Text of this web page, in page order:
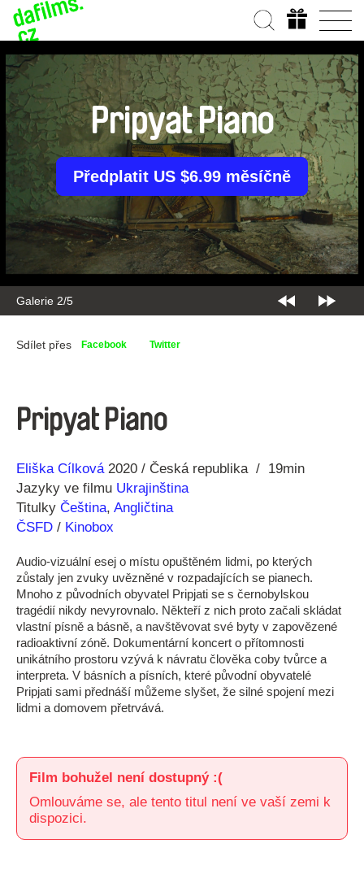
Galerie 2/5
Pripyat Piano
Předplatit US $6.99 měsíčně
Sdílet přes Facebook Twitter
Pripyat Piano
Režie
Eliška Cílková
Rok 2020 Česká republika
19min
Jazyky ve filmu Ukrajinština
Titulky Čeština, Angličtina
ČSFD / Kinobox
Audio-vizuální esej o místu opuštěném lidmi, po kterých
zůstaly jen zvuky uvězněné v rozpadajících se pianech.
Mnoho z původních obyvatel Pripjati se s černobylskou
tragédií nikdy nevyrovnalo. Někteří z nich proto začali skládat
vlastní písně a básně, a navštěvovat své byty v zapovězené
radioaktivní zóně. Dokumentární koncert o přítomnosti
unikátního prostoru vzývá k návratu člověka coby tvůrce a
interpreta. V básních a písních, které původní obyvatelé
Pripjati sami přednáší můžeme slyšet, že silné spojení mezi
lidmi a domovem přetrvává.
Film bohužel není dostupný :(
Omlouváme se, ale tento titul není ve vaší zemi k
dispozici.